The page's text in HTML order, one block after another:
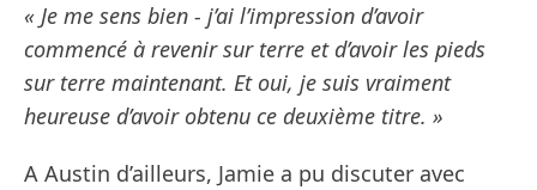
« Je me sens bien - j’ai l’impression d’avoir
commencé à revenir sur terre et d’avoir les pieds
sur terre maintenant. Et oui, je suis vraiment
heureuse d’avoir obtenu ce deuxième titre. »
A Austin d’ailleurs, Jamie a pu discuter avec